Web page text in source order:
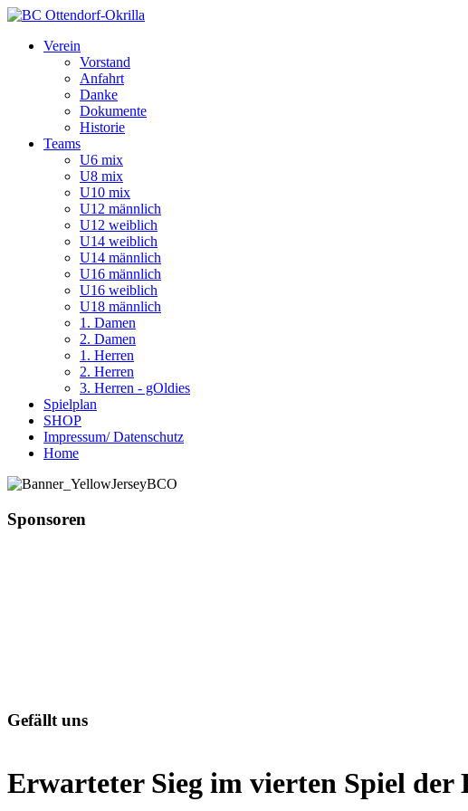
Verein
Vorstand
Anfahrt
Danke
Dokumente
Historie
Teams
U6 mix
U8 mix
U10 mix
U12 männlich
U12 weiblich
U14 weiblich
U14 männlich
U16 männlich
U16 weiblich
U18 männlich
1. Damen
2. Damen
1. Herren
2. Herren
3. Herren - gOldies
Spielplan
SHOP
Impressum/ Datenschutz
Home
Sponsoren
Gefällt uns
Erwarteter Sieg im vierten Spiel der